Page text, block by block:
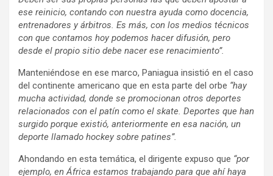
ese reinicio, contando con nuestra ayuda como docencia,
entrenadores y árbitros. Es más, con los medios técnicos
con que contamos hoy podemos hacer difusión, pero
desde el propio sitio debe nacer ese renacimiento”.
Manteniéndose en ese marco, Paniagua insistió en el caso
del continente americano que en esta parte del orbe “hay
mucha actividad, donde se promocionan otros deportes
relacionados con el patín como el skate. Deportes que han
surgido porque existió, anteriormente en esa nación, un
deporte llamado hockey sobre patines”.
Ahondando en esta temática, el dirigente expuso que “por
ejemplo, en África estamos trabajando para que ahí haya